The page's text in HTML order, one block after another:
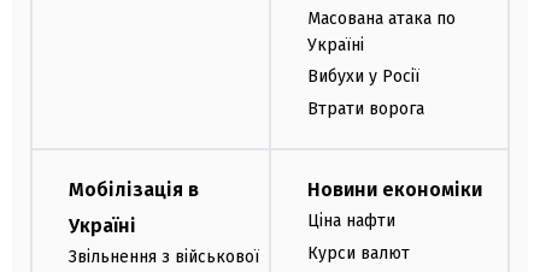
Масована атака по
Україні
Вибухи у Росії
Втрати ворога
Мобілізація в
Україні
Звільнення з військової
Новини економіки
Ціна нафти
Курси валют